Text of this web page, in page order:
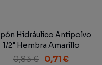
Hidráulico Antipolvo
1/2" Hembra Amarillo
0,83 € 0,71 €